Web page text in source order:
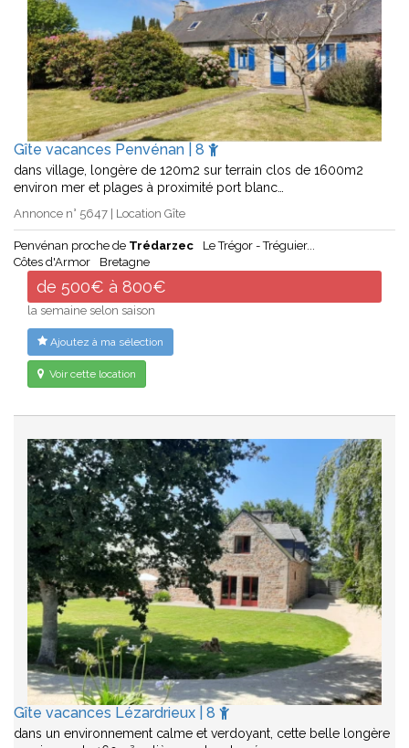
Gîte vacances Penvénan | 8
dans village, longère de 120m2 sur terrain clos de 1600m2
environ mer et plages à proximité port blanc…
Annonce n° 5647 | Location Gîte
Penvénan proche de Trédarzec
Le Trégor - Tréguier...
Côtes d'Armor
Bretagne
de 500€ à 800€
la semaine selon saison
Ajoutez à ma sélection
Voir cette location
Gîte vacances Lézardrieux | 8
dans un environnement calme et verdoyant, cette belle longère